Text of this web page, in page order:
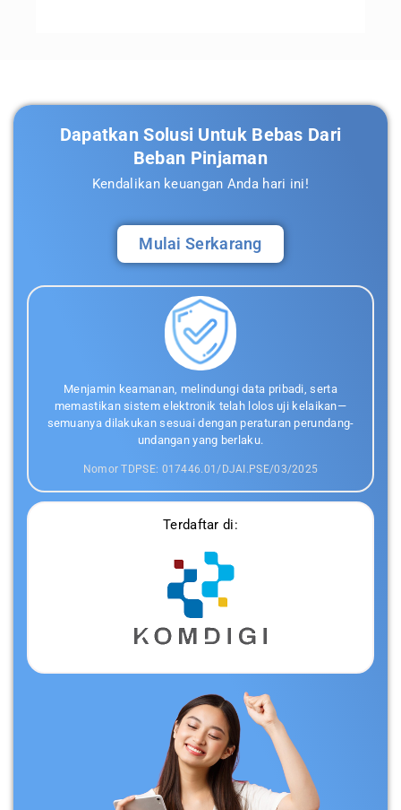
Dapatkan Solusi Untuk Bebas Dari
Beban Pinjaman​
Kendalikan keuangan Anda hari ini!
Mulai Serkarang
Menjamin keamanan, melindungi data pribadi, serta
memastikan sistem elektronik telah lolos uji kelaikan—
semuanya dilakukan sesuai dengan peraturan perundang-
undangan yang berlaku.
Nomor TDPSE: 017446.01/DJAI.PSE/03/2025
Terdaftar di: